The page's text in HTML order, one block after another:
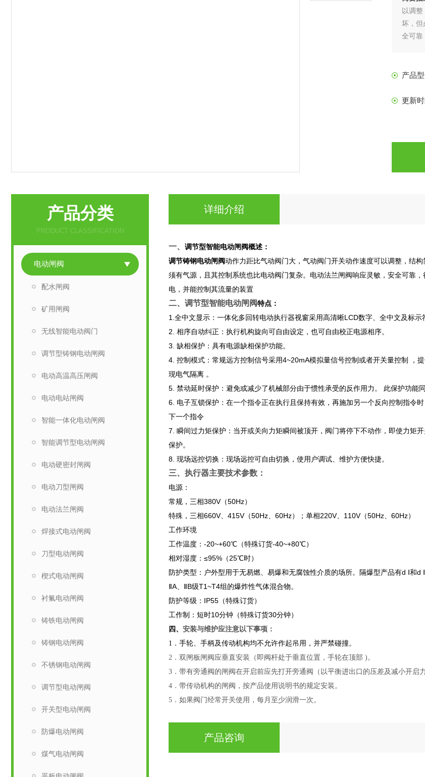
以调
坏，但
全可靠
产品型
更新时
产品分类
PRODUCT CLASSIFICATION
电动闸阀
配水闸阀
矿用闸阀
无线智能电动阀门
调节型铸钢电动闸阀
电动高温高压闸阀
电动电站闸阀
智能一体化电动闸阀
智能调节型电动闸阀
电动硬密封闸阀
电动刀型闸阀
电动法兰闸阀
焊接式电动闸阀
刀型电动闸阀
楔式电动闸阀
衬氟电动闸阀
铸铁电动闸阀
铸钢电动闸阀
不锈钢电动闸阀
调节型电动闸阀
开关型电动闸阀
防爆电动闸阀
煤气电动闸阀
详细介绍
一、 调节型智能电动闸阀概述：
调节铸钢电动闸阀动作力距比气动阀门大，气动阀门开关动作速度可以调整，结
须有气源，且其控制系统也比电动阀门复杂。电动法兰闸阀响应灵敏，安全可靠
电，并能控制其流量的装置
二、 调节型智能电动闸阀特点：
1.全中文显示：一体化多回转电动执行器视窗采用高清晰LCD数字、全中文及标示
2. 相序自动纠正：执行机构旋向可自由设定，也可自由校正电源相序。
3. 缺相保护：具有电源缺相保护功能。
4. 控制模式：常规远方控制信号采用4~20mA模拟量信号控制或者开关量控制 ，
现电气隔离 。
5. 禁动延时保护：避免或减少了机械部分由于惯性承受的反作用力。 此保护功能
6. 电子互锁保护：在一个指令正在执行且保持有效，再施加另一个反向控制指令
下一个指令
7. 瞬间过力矩保护：当开或关向力矩瞬间被顶开，阀门将停下不动作，即使力矩
保护。
8. 现场远控切换：现场远控可自由切换，使用户调试、维护方便快捷。
三、执行器主要技术参数：
电源：
常规，三相380V（50Hz）
特殊，三相660V、415V（50Hz、60Hz）；单相220V、110V（50Hz、60Hz）
工作环境
工作温度：-20~+60℃（特殊订货-40~+80℃）
相对湿度：≤95%（25℃时）
防护类型：户外型用于无易燃、易爆和无腐蚀性介质的场所。隔爆型产品有d Ⅰ和
ⅡA、ⅡB级T1~T4组的爆炸性气体混合物。
防护等级：IP55（特殊订货）
工作制：短时10分钟（特殊订货30分钟）
四、 安装与维护应注意以下事项：
1．手轮、手柄及传动机构均不允许作起吊用，并严禁碰撞。
2．双闸板闸阀应垂直安装（即阀杆处于垂直位置，手轮在顶部 )。
3．带有旁通阀的闸阀在开启前应先打开旁通阀（以平衡进出口的压差及减小开启力
4．带传动机构的闸阀，按产品使用说明书的规定安装。
5．如果阀门经常开关使用，每月至少润滑一次。
产品咨询